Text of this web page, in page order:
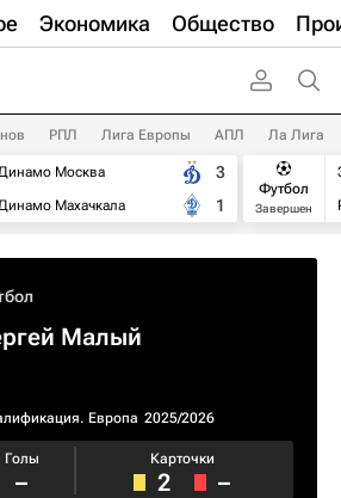
Экономика Общество
РПЛ Лига Европы АПЛ Ла Лига
Москва
Махачкала
3
1
Футбол
Завершен
Малый
Европа 2025/2026
Голы
–
Карточки
2 –